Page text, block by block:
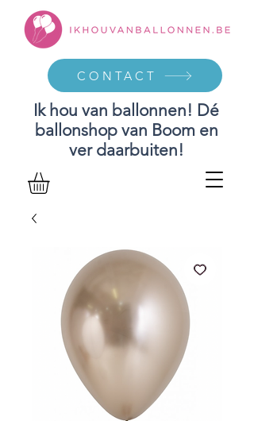
Ik hou van ballonnen! Dé
ballonshop van Boom en
ver daarbuiten!
CONTACT